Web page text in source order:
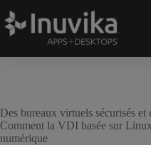
Des bureaux virtuels sécurisés
Comment la VDI basée sur
numérique